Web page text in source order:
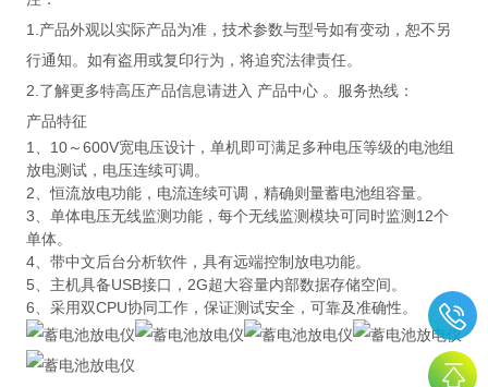
1.产品外观以实际产品为准，技术参数与型号如有变动，恕不另
行通知。如有盗用或复印行为，将追究法律责任。
2.了解更多特高压产品信息请进入 产品中心 。服务热线：
产品特征
1、10～600V宽电压设计，单机即可满足多种电压等级的电池组
放电测试，电压连续可调。
2、恒流放电功能，电流连续可调，精确则量蓄电池组容量。
3、单体电压无线监测功能，每个无线监测模块可同时监测12个
单体。
4、带中文后台分析软件，具有远端控制放电功能。
5、主机具备USB接口，2G超大容量内部数据存储空间。
6、采用双CPU协同工作，保证测试安全，可靠及准确性。